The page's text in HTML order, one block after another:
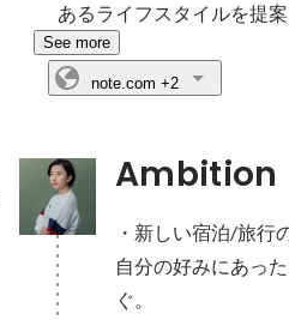
あるライフスタイルを提案
See more
note.com +2
Ambition
・新しい宿泊/旅行
自分の好みにあっ
ぐ。